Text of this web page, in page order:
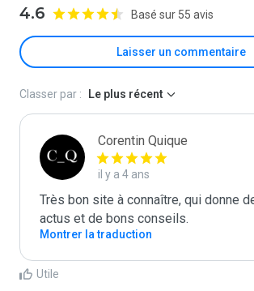
4.6 Basé sur 55 avis
Laisser un commentaire
Classer par : Le plus récent
Corentin Quique
il y a 4 ans
Très bon site à connaître, qui donne
actus et de bons conseils.
Montrer la traduction
Utile